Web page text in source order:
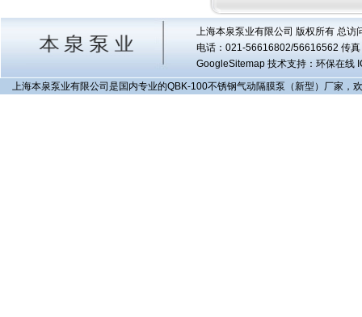
上海本泉泵业有限公司 版权所有 总访
电话：021-56616802/56616562 传
GoogleSitemap技术支持：环保在线
上海本泉泵业有限公司是国内专业的QBK-100不锈钢气动隔膜泵（新型）厂家，